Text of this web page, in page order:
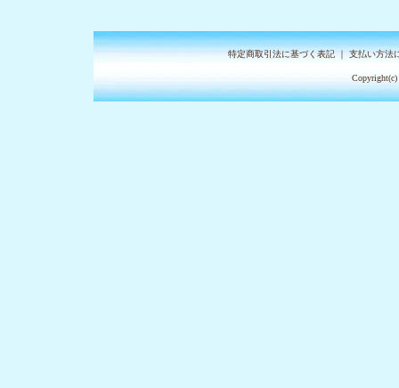
特定商取引法に基づく表記｜支払い方法